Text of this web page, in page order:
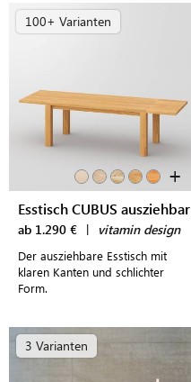
100+ Varianten
+
Esstisch CUBUS ausziehbar
ab 1.290 € | vitamin design
Der ausziehbare Esstisch mit
klaren Kanten und schlichter
Form.
3 Varianten